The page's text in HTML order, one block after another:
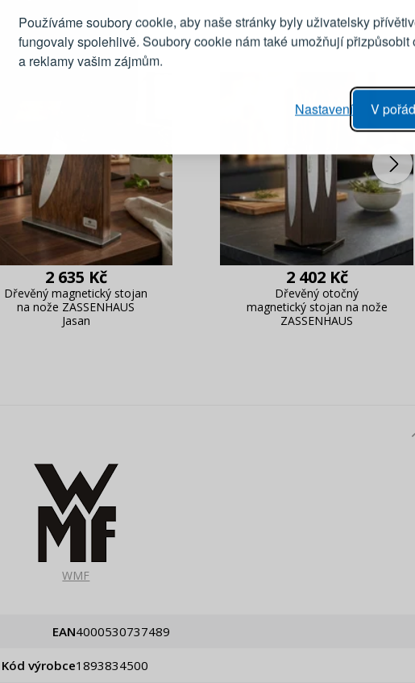
Používáme soubory cookie, aby naše stránky byly uživatelsky
fungovaly spolehlivě. Soubory cookie nám také umožňují přizpůsobit
a reklamy vašim zájmům.
V
Nastavení
2 635 Kč
Dřevěný magnetický stojan
na nože ZASSENHAUS
Jasan
2 402 Kč
Dřevěný otočný
magnetický stojan na nože
ZASSENHAUS
WMF
EAN 4000530737489
Kód výrobce 1893834500
Živý náhled na změny v objednávce
Emailová adresa
PŘIHLÁSIT
Připomenutí